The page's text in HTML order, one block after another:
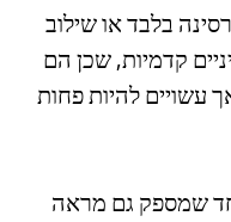
בלבד או שילוב
קדמיות, שכן הם
עשויים להיות פחות
שמספק גם מראה